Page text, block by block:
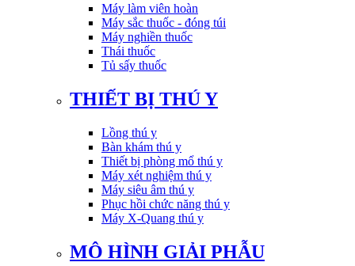
Máy làm viên hoàn
Máy sắc thuốc - đóng túi
Máy nghiền thuốc
Thái thuốc
Tủ sấy thuốc
THIẾT BỊ THÚ Y
Lồng thú y
Bàn khám thú y
Thiết bị phòng mổ thú y
Máy xét nghiệm thú y
Máy siêu âm thú y
Phục hồi chức năng thú y
Máy X-Quang thú y
MÔ HÌNH GIẢI PHẪU